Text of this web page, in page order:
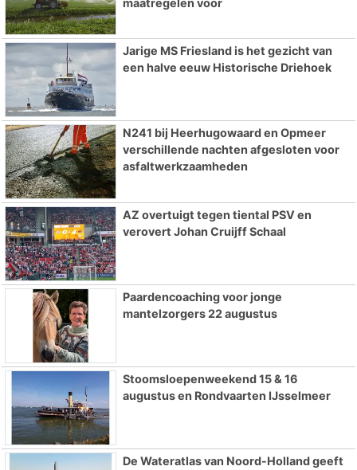
Jarige MS Friesland is het gezicht van
een halve eeuw Historische Driehoek
N241 bij Heerhugowaard en Opmeer
verschillende nachten afgesloten voor
asfaltwerkzaamheden
AZ overtuigt tegen tiental PSV en
verovert Johan Cruijff Schaal
Paardencoaching voor jonge
mantelzorgers 22 augustus
Stoomsloepenweekend 15 & 16
augustus en Rondvaarten IJsselmeer
De Wateratlas van Noord-Holland geeft